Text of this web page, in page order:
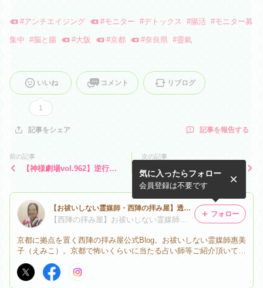
#アンチエイジング #モニター #デトックス #腸活 #モニター募
集中 #脳と腸 #大阪 #京都 #奈良県 #靈氣
いいね
1
コメント リブログ
記事をシェア 記事を報告する
前の記事
【神様劇場vol.962】逆行明
次の記事
【神様劇場vol.961】202222
【お祓いしない霊媒師・西陣の拝み屋】透明な世界を生きたい
京都に拠点を置く西陣の拝み屋公式Blog。お祓いしない霊媒師惠美
子（えみこ）。京都で怖いくらいに当たる占い師等ご紹介頂いてお
ります。神奈川と京都2拠点生活しながら活動中。
気に入ったらフォロー
会員登録は不要です
フォロー